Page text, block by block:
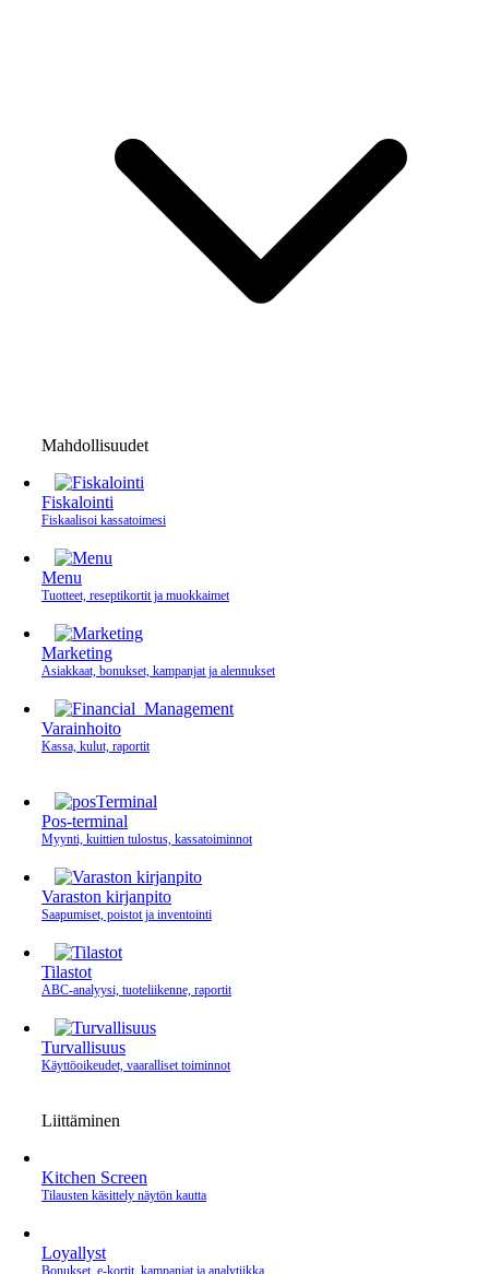
Mahdollisuudet
Fiskalointi
Fiskaalisoi kassatoimesi
Menu
Tuotteet, reseptikortit ja muokkaimet
Marketing
Asiakkaat, bonukset, kampanjat ja alennukset
Varainhoito
Kassa, kulut, raportit
Pos-terminal
Myynti, kuittien tulostus, kassatoiminnot
Varaston kirjanpito
Saapumiset, poistot ja inventointi
Tilastot
ABC-analyysi, tuoteliikenne, raportit
Turvallisuus
Käyttöoikeudet, vaaralliset toiminnot
Liittäminen
Kitchen Screen
Tilausten käsittely näytön kautta
Loyallyst
Bonukset, e‑kortit, kampanjat ja analytiikka